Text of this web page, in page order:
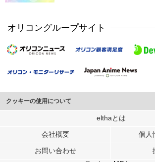
オリコングループサイト
クッキーの使用について
このサイトでは Cookie を使用して、ユーザーに合わせ
行っています。
メディアや広告配信、データ解析の各パートナーに提供
各パートナーは、この情報とユーザーが各パートナー
elthaとは
会社概要 個人
お問い合わせ